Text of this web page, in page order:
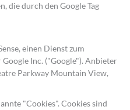
die durch den Google Tag
einen Dienst zum
Inc. ("Google"). Anbieter
Parkway Mountain View,
"Cookies". Cookies sind